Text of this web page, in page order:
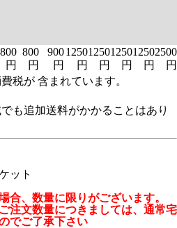
800
円
800
円
900
円
1250
円
1250
円
1250
円
1250
円
2500
円
税が 含まれています。
も追加送料がかかることはあり
ット
合、数量に限りがございます。
注文数量につきましては、通常宅
でご了承下さい